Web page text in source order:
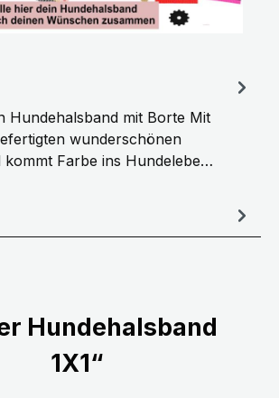
Hundehalsband mit Borte Mit
wunderschönen
kommt Farbe ins Hundelebe…
Hundehalsband
1X1“